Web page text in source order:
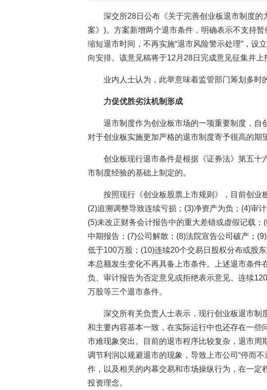
深交所28日公布《关于完善创业板退市制度的
案》)。方案新增两个退市条件，明确表示不支持暂
缩短退市时间，不再实施“退市风险警示处理”，设
向安排。该意见稿将于12月28日完成意见征集并上
业内人士认为，此举意味着监管部门筹划多时
力促优胜劣汰机制形成
退市制度作为创业板市场的一项重要制度，自
对于创业板实施更加严格的退市制度寄予很高的期
创业板现行退市条件是根据《证券法》第五十
市制度经验的基础上制定的。
按照现行《创业板股票上市规则》，目前创业
(2)追溯调整导致连续亏损；(3)净资产为负；(4)审
(5)未改正财务会计报告中的重大差错或虚假记载
中期报告；(7)公司解散；(8)法院宣告公司破产；
低于100万股；(10)连续20个交易日股权分布或股
本总额发生变化不再具备上市条件。上述退市条件
负、审计报告为否定意见或拒绝表示意见、连续
万股等三个退市条件。
深交所有关负责人士表示，现行创业板退市制
和主要内容基本一致，在实际运行中也还存在一些
市难现象突出。目前的退市程序比较复杂，退市周
调节利润以规避退市的现象，导致上市公司“停而不
作，以及相关的内幕交易和市场操纵行为，在一定
投资理念。